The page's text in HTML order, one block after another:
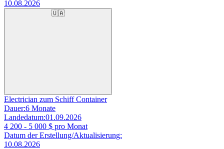
10.08.2026
🇺🇦
Electrician zum Schiff Container
Dauer:6 Monate
Landedatum:01.09.2026
4 200 - 5 000 $ pro Monat
Datum der Erstellung/Aktualisierung:
10.08.2026